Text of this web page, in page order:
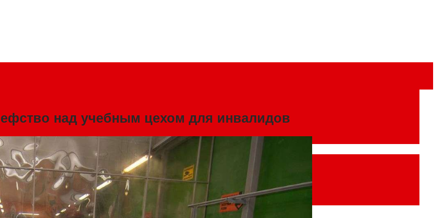
над учебным цехом для инвалидов